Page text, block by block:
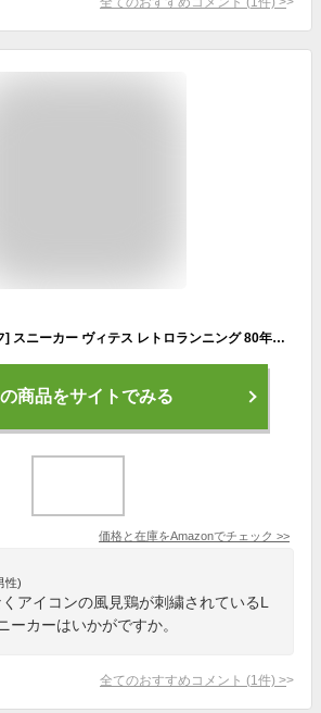
[ルコックスポルティフ] スニーカー ヴィテス レトロランニング 80年代 クラシック 消臭 F 23.0 cm
商品をサイトでみる
価格と在庫をAmazonでチェック >>
性)
アイコンの風見鶏が刺繍されているL
ーカーはいかがですか。
全てのおすすめコメント (1 件) >